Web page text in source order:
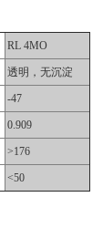
RL 4MO
透明，无沉淀
-47
0.909
>176
<50